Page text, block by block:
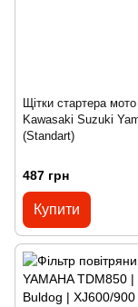
Щітки стартера
Kawasaki Suzuki
(Standart)
487 грн
Купити